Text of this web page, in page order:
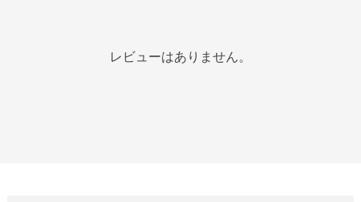
レビューはありません。